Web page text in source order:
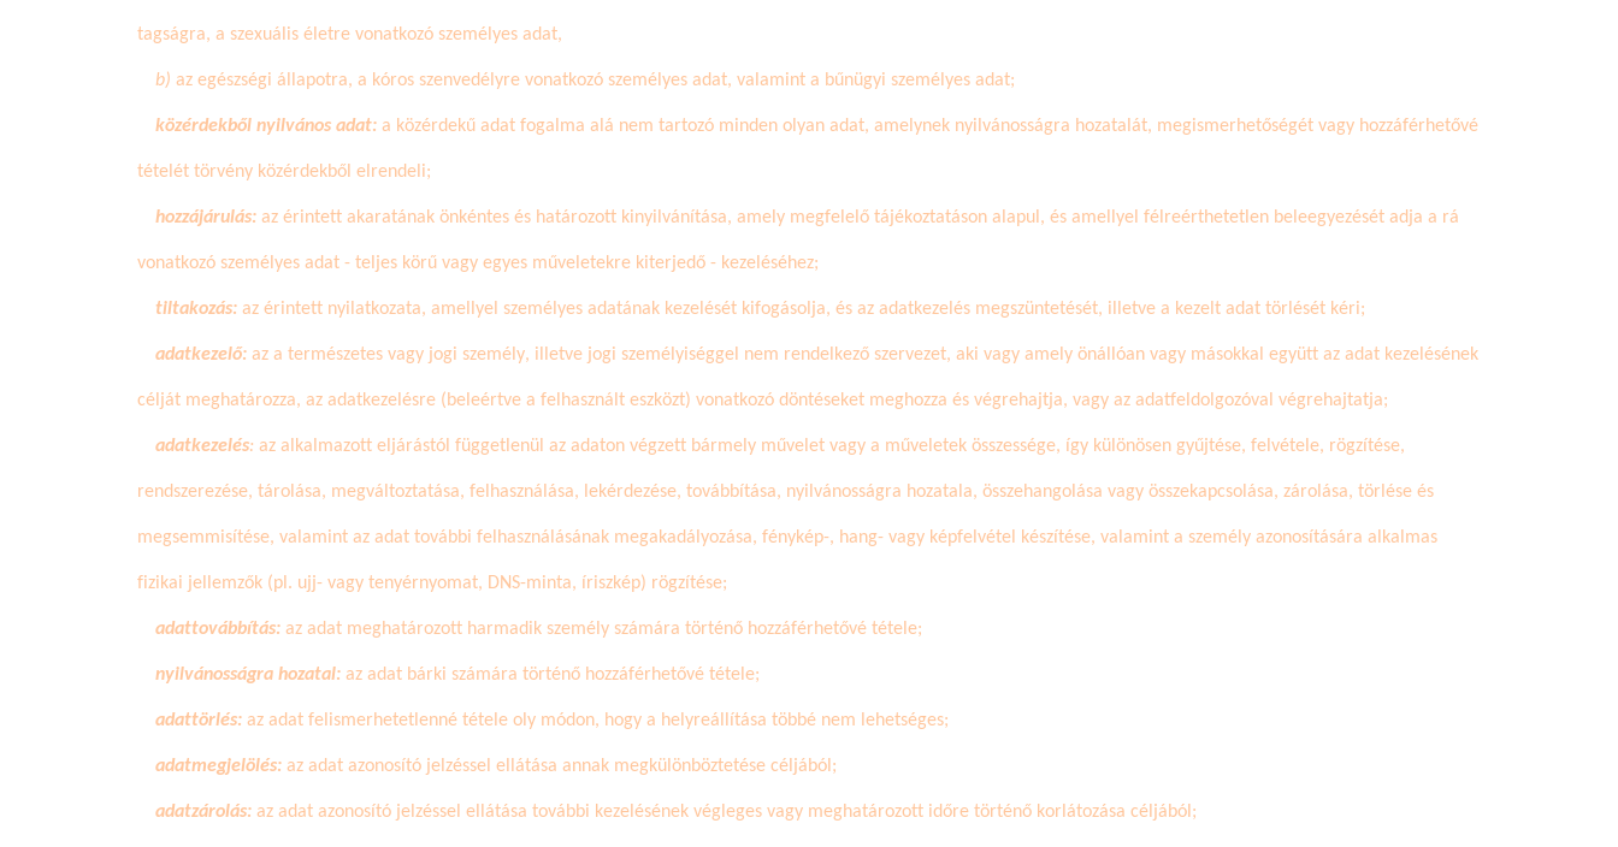
tagságra, a szexuális életre vonatkozó személyes adat,
b) az egészségi állapotra, a kóros szenvedélyre vonatkozó személyes adat, valamint a bűnügyi személyes adat;
közérdekből nyilvános adat: a közérdekű adat fogalma alá nem tartozó minden olyan adat, amelynek nyilvánosságra hozatalát, megismerhetőségét vagy hozzáférhetővé
tételét törvény közérdekből elrendeli;
hozzájárulás: az érintett akaratának önkéntes és határozott kinyilvánítása, amely megfelelő tájékoztatáson alapul, és amellyel félreérthetetlen beleegyezését adja a rá
vonatkozó személyes adat - teljes körű vagy egyes műveletekre kiterjedő - kezeléséhez;
tiltakozás: az érintett nyilatkozata, amellyel személyes adatának kezelését kifogásolja, és az adatkezelés megszüntetését, illetve a kezelt adat törlését kéri;
adatkezelő: az a természetes vagy jogi személy, illetve jogi személyiséggel nem rendelkező szervezet, aki vagy amely önállóan vagy másokkal együtt az adat kezelésének
célját meghatározza, az adatkezelésre (beleértve a felhasznált eszközt) vonatkozó döntéseket meghozza és végrehajtja, vagy az adatfeldolgozóval végrehajtatja;
adatkezelés: az alkalmazott eljárástól függetlenül az adaton végzett bármely művelet vagy a műveletek összessége, így különösen gyűjtése, felvétele, rögzítése,
rendszerezése, tárolása, megváltoztatása, felhasználása, lekérdezése, továbbítása, nyilvánosságra hozatala, összehangolása vagy összekapcsolása, zárolása, törlése és
megsemmisítése, valamint az adat további felhasználásának megakadályozása, fénykép-, hang- vagy képfelvétel készítése, valamint a személy azonosítására alkalmas
fizikai jellemzők (pl. ujj- vagy tenyérnyomat, DNS-minta, íriszkép) rögzítése;
adattovábbítás: az adat meghatározott harmadik személy számára történő hozzáférhetővé tétele;
nyilvánosságra hozatal: az adat bárki számára történő hozzáférhetővé tétele;
adattörlés: az adat felismerhetetlenné tétele oly módon, hogy a helyreállítása többé nem lehetséges;
adatmegjelölés: az adat azonosító jelzéssel ellátása annak megkülönböztetése céljából;
adatzárolás: az adat azonosító jelzéssel ellátása további kezelésének végleges vagy meghatározott időre történő korlátozása céljából;